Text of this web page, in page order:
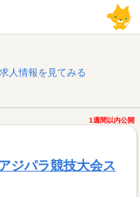
人情報を見てみる
1週間以内公開
ジパラ競技大会ス